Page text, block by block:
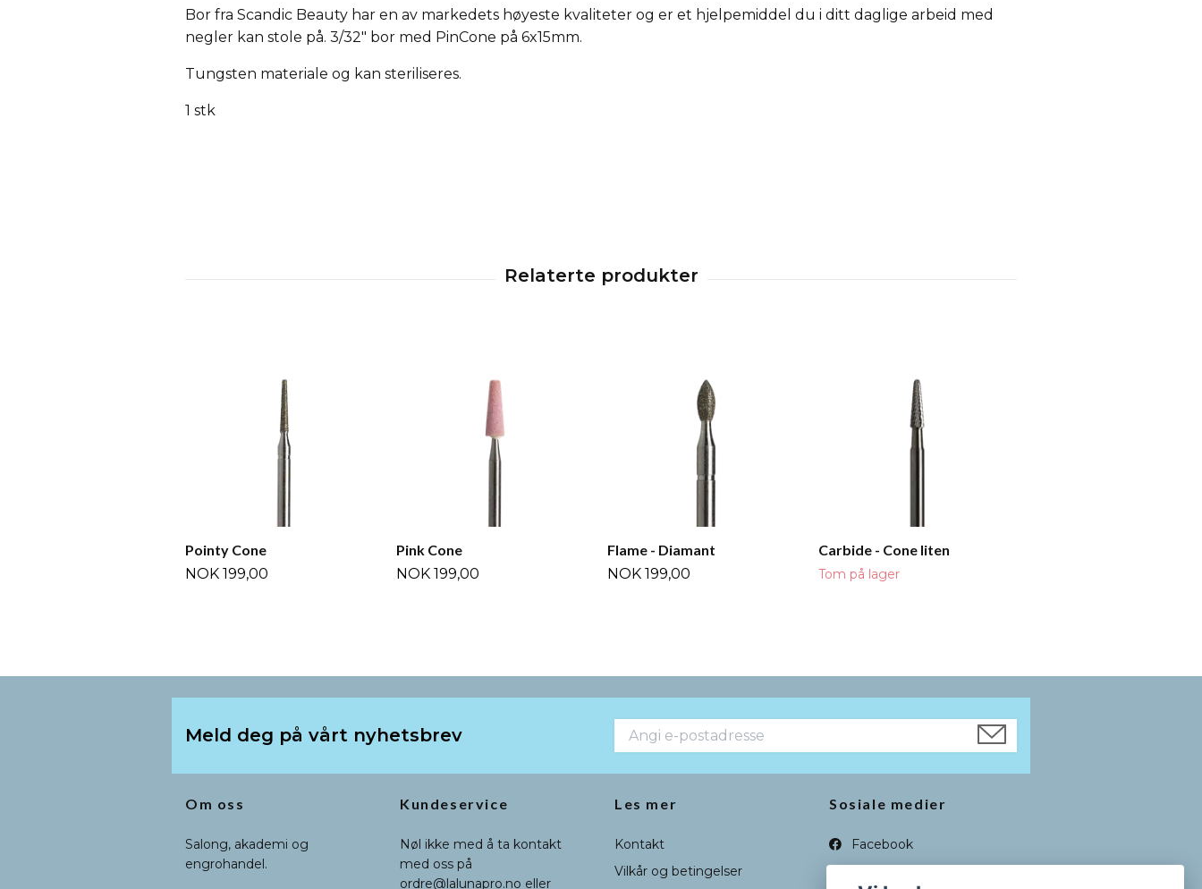
Bor fra Scandic Beauty har en av markedets høyeste kvaliteter og er et hjelpemiddel du i ditt daglige arbeid med
negler kan stole på. 3/32" bor med PinCone på 6x15mm.
Tungsten materiale og kan steriliseres.
1 stk
Pointy Cone
NOK 199,00
Pink Cone
NOK 199,00
Flame - Diamant
NOK 199,00
Carbide - Cone liten
Tom på lager
Meld deg på vårt nyhetsbrev
Om oss
Salong, akademi og
engrohandel.
Kundeservice
Nøl ikke med å ta kontakt
med oss på
ordre@lalunapro.no eller
Les mer
Kontakt
Vilkår og betingelser
Sosiale medier
Facebook